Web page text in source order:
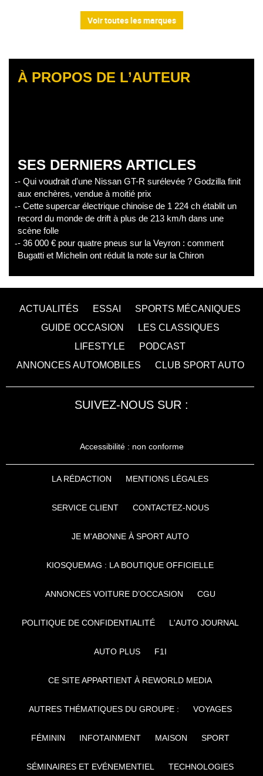
Voir toutes les marques
À PROPOS DE L’AUTEUR
SES DERNIERS ARTICLES
- Qui voudrait d'une Nissan GT-R surélevée ? Godzilla finit
aux enchères, vendue à moitié prix
- Cette supercar électrique chinoise de 1 224 ch établit un
record du monde de drift à plus de 213 km/h dans une
scène folle
- 36 000 € pour quatre pneus sur la Veyron : comment
Bugatti et Michelin ont réduit la note sur la Chiron
ACTUALITÉS ESSAI
SPORTS MÉCANIQUES
GUIDE OCCASION
LES CLASSIQUES
LIFESTYLE
PODCAST
ANNONCES AUTOMOBILES
CLUB SPORT AUTO
SUIVEZ-NOUS SUR :
Accessibilité : non conforme
LA RÉDACTION MENTIONS LÉGALES
SERVICE CLIENT CONTACTEZ-NOUS
JE M'ABONNE À SPORT AUTO
KIOSQUEMAG : LA BOUTIQUE OFFICIELLE
ANNONCES VOITURE D’OCCASION CGU
POLITIQUE DE CONFIDENTIALITÉ L'AUTO JOURNAL
AUTO PLUS F1I
CE SITE APPARTIENT À REWORLD MEDIA
AUTRES THÉMATIQUES DU GROUPE : VOYAGES
FÉMININ INFOTAINMENT MAISON SPORT
SÉMINAIRES ET EVÉNEMENTIEL TECHNOLOGIES